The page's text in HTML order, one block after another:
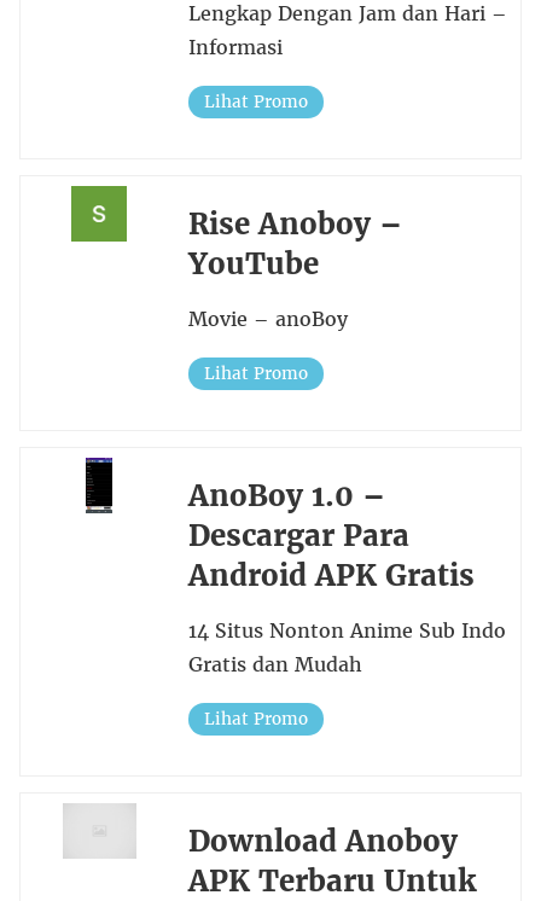
Lengkap Dengan Jam dan Hari –
Informasi
Lihat Promo
Rise Anoboy –
YouTube
Movie – anoBoy
Lihat Promo
AnoBoy 1.0 –
Descargar Para
Android APK Gratis
14 Situs Nonton Anime Sub Indo
Gratis dan Mudah
Lihat Promo
Download Anoboy
APK Terbaru Untuk